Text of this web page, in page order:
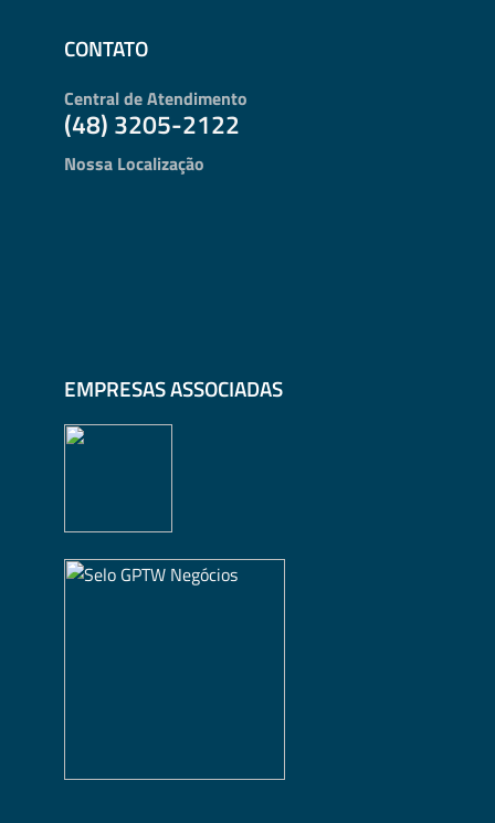
CONTATO
Central de Atendimento
(48) 3205-2122
Nossa Localização
EMPRESAS ASSOCIADAS